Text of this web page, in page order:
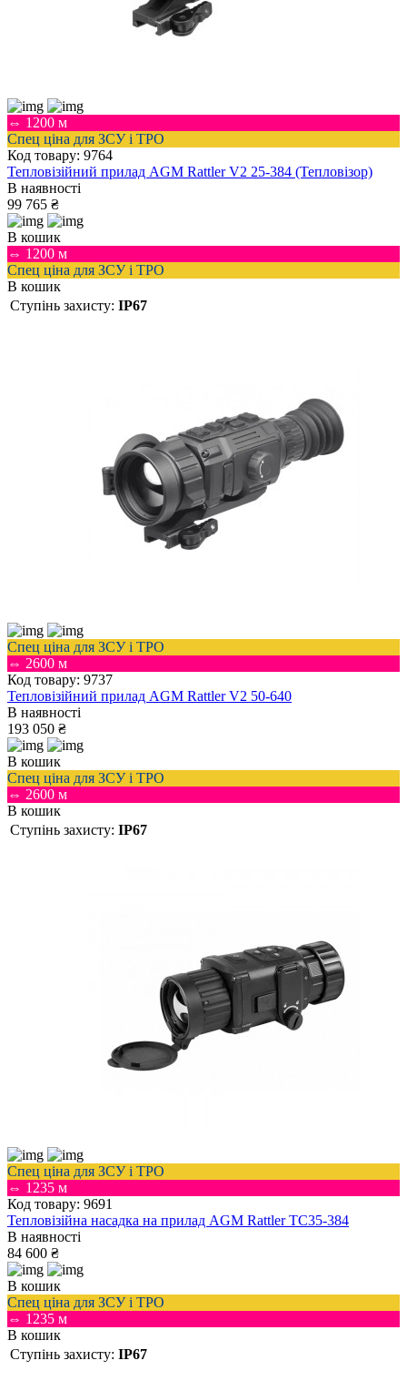
⇔ 1200 м
Спец ціна для ЗСУ і ТРО
Код товару: 9764
Тепловізійний прилад AGM Rattler V2 25-384 (Тепловізор)
В наявності
99 765 ₴
В кошик
⇔ 1200 м
Спец ціна для ЗСУ і ТРО
В кошик
Ступінь захисту: IP67
Спец ціна для ЗСУ і ТРО
⇔ 2600 м
Код товару: 9737
Тепловізійний прилад AGM Rattler V2 50-640
В наявності
193 050 ₴
В кошик
Спец ціна для ЗСУ і ТРО
⇔ 2600 м
В кошик
Ступінь захисту: IP67
Спец ціна для ЗСУ і ТРО
⇔ 1235 м
Код товару: 9691
Тепловізійна насадка на прилад AGM Rattler TC35-384
В наявності
84 600 ₴
В кошик
Спец ціна для ЗСУ і ТРО
⇔ 1235 м
В кошик
Ступінь захисту: IP67